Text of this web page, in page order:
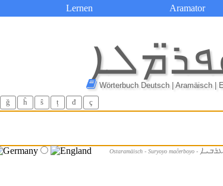
Lernen Aramator
Wörterbuch Deutsch | Aramäisch |
ğ ĥ ŝ ț đ ç
Ostaramäisch - Suryoyo maĉerboyo -